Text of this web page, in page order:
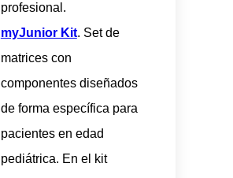
profesional.
myJunior Kit. Set de
matrices con
componentes diseñados
de forma específica para
pacientes en edad
pediátrica. En el kit